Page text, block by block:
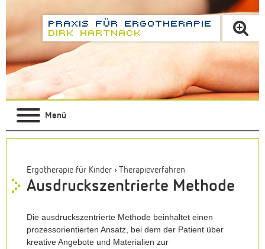
Menü
Ergotherapie für Kinder › Therapieverfahren
Ausdruckszentrierte Methode
Dieausdruckszentrierte Methode beinhaltet einen
prozessorientierten Ansatz, bei dem der Patient über
kreative Angebote und Materialien zur